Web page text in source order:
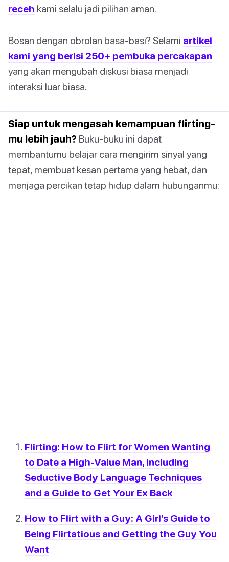
receh kami selalu jadi pilihan aman.
Bosan dengan obrolan basa-basi? Selami artikel
kami yang berisi 250+ pembuka percakapan
yang akan mengubah diskusi biasa menjadi
interaksi luar biasa.
Siap untuk mengasah kemampuan flirting-
mu lebih jauh? Buku-buku ini dapat
membantumu belajar cara mengirim sinyal yang
tepat, membuat kesan pertama yang hebat, dan
menjaga percikan tetap hidup dalam hubunganmu:
Flirting: How to Flirt for Women Wanting
to Date a High-Value Man, Including
Seductive Body Language Techniques
and a Guide to Get Your Ex Back
How to Flirt with a Guy: A Girl’s Guide to
Being Flirtatious and Getting the Guy You
Want